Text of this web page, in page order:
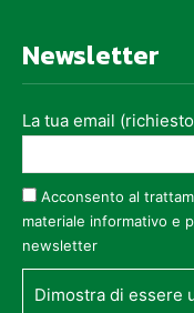
Newsletter
La tua email
Acconsento al
materiale informativo e
newsletter
Dimostra di essere